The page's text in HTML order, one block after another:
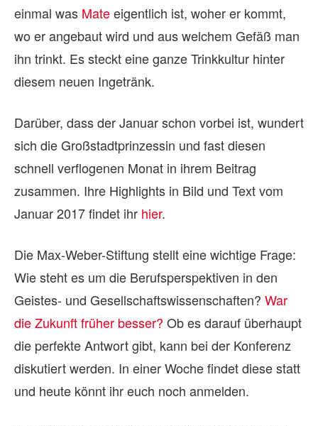
einmal was Mateeigentlich ist, woher er kommt,
wo er angebaut wird und aus welchem Gefäß man
ihn trinkt. Es steckt eine ganze Trinkkultur hinter
diesem neuen Ingetränk.
Darüber, dass der Januar schon vorbei ist, wundert
sich die Großstadtprinzessin und fast diesen
schnell verflogenen Monat in ihrem Beitrag
zusammen. Ihre Highlights in Bild und Text vom
Januar 2017 findet ihr hier.
Die Max-Weber-Stiftung stellt eine wichtige Frage:
Wie steht es um die Berufsperspektiven in den
Geistes- und Gesellschaftswissenschaften? War
die Zukunft früher besser? Ob es darauf überhaupt
die perfekte Antwort gibt, kann bei der Konferenz
diskutiert werden. In einer Woche findet diese statt
und heute könnt ihr euch noch anmelden.